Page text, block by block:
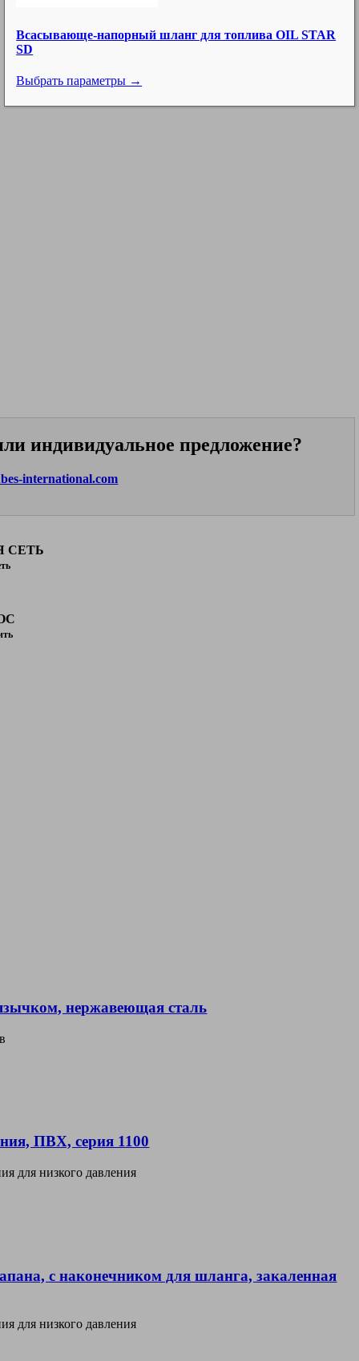
индивидуальное предложение?
international.com
СЕТЬ
нержавеющая сталь
ПВХ, серия 1100
для низкого давления
с наконечником для шланга, закаленная
для низкого давления
Всасывающе-напорный шланг для топлива OIL STAR
SD
Выбрать параметры →